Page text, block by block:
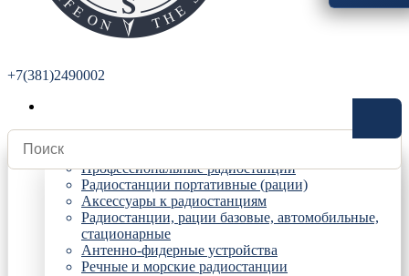
+7(381)2490002
Радиостанции
Профессиональные радиостанции
Радиостанции портативные (рации)
Аксессуары к радиостанциям
Радиостанции, рации базовые, автомобильные,
стационарные
Антенно-фидерные устройства
Речные и морские радиостанции